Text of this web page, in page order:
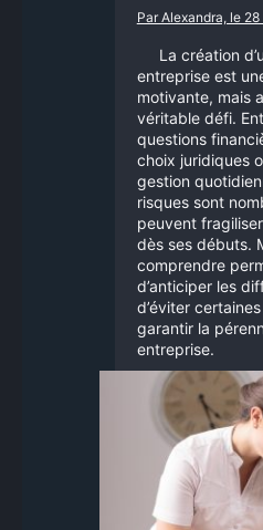
Par Alexandra, le
La création
entreprise est
motivante, mais
véritable défi.
questions
choix juridiques
gestion
risques sont
peuvent
dès ses débuts.
comprendre
d’anticiper les
d’éviter
garantir la
entreprise.